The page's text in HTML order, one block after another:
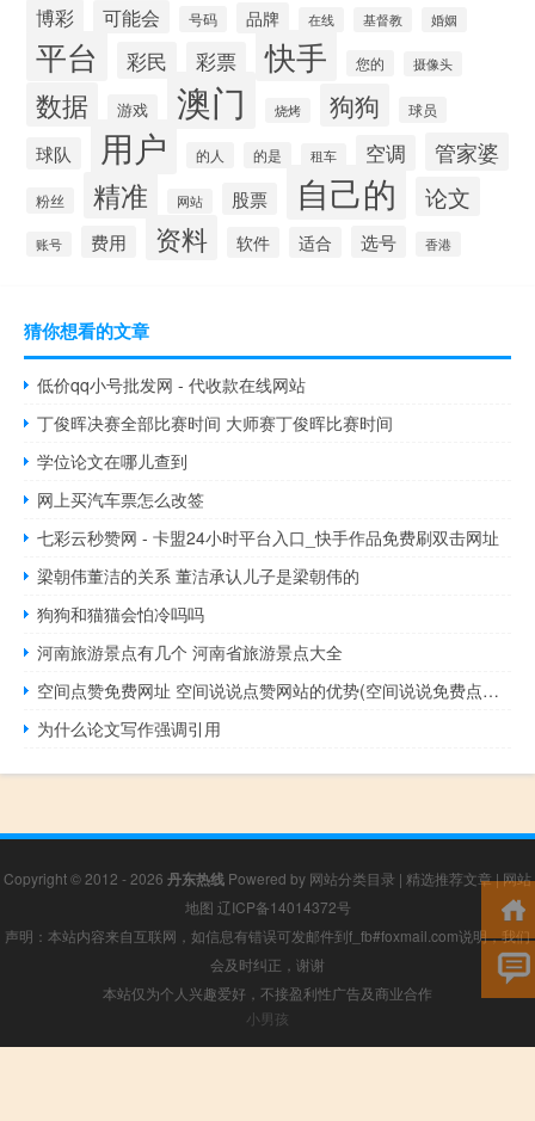
博彩 可能会 号码 品牌 在线 基督教 婚姻
平台 彩民 彩票 快手 您的 摄像头
数据 游戏 澳门 烧烤 狗狗 球员
球队 用户 的人 的是 租车 空调 管家婆
粉丝 精准 网站 股票 自己的 论文
账号 费用 资料 软件 适合 选号 香港
猜你想看的文章
低价qq小号批发网 - 代收款在线网站
丁俊晖决赛全部比赛时间 大师赛丁俊晖比赛时间
学位论文在哪儿查到
网上买汽车票怎么改签
七彩云秒赞网 - 卡盟24小时平台入口_快手作品免费刷双击网址
梁朝伟董洁的关系 董洁承认儿子是梁朝伟的
狗狗和猫猫会怕冷吗吗
河南旅游景点有几个 河南省旅游景点大全
空间点赞免费网址 空间说说点赞网站的优势(空间说说免费点赞网站便宜)
为什么论文写作强调引用
Copyright © 2012 - 2026 丹东热线 Powered by 网站分类目录 | 精选推荐文章|网站
地图 辽ICP备14014372号
声明：本站内容来自互联网，如信息有错误可发邮件到f_fb#foxmail.com说明，我们
会及时纠正，谢谢
本站仅为个人兴趣爱好，不接盈利性广告及商业合作
小男孩